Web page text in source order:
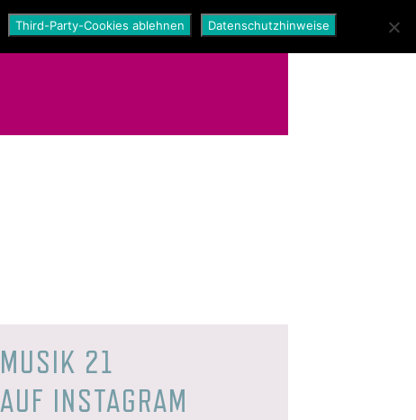
MUSIK 21
AUF INSTAGRAM
Third-Party-Cookies ablehnen Datenschutzhinweise